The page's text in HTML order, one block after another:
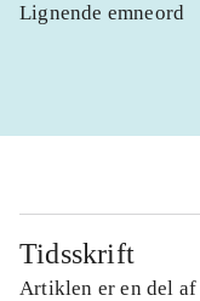
Lignende emneord
Tidsskrift
Artiklen er en del af